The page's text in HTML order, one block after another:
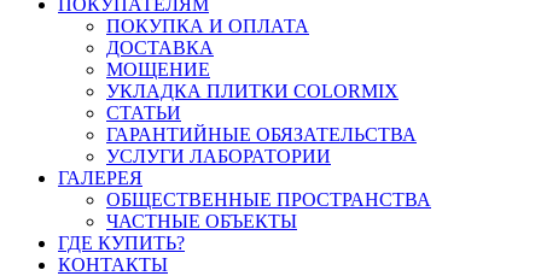
ПОКУПКА И ОПЛАТА
ДОСТАВКА
МОЩЕНИЕ
УКЛАДКА ПЛИТКИ COLORMIX
СТАТЬИ
ГАРАНТИЙНЫЕ ОБЯЗАТЕЛЬСТВА
УСЛУГИ ЛАБОРАТОРИИ
ГАЛЕРЕЯ
ОБЩЕСТВЕННЫЕ ПРОСТРАНСТВА
ЧАСТНЫЕ ОБЪЕКТЫ
ГДЕ КУПИТЬ?
КОНТАКТЫ